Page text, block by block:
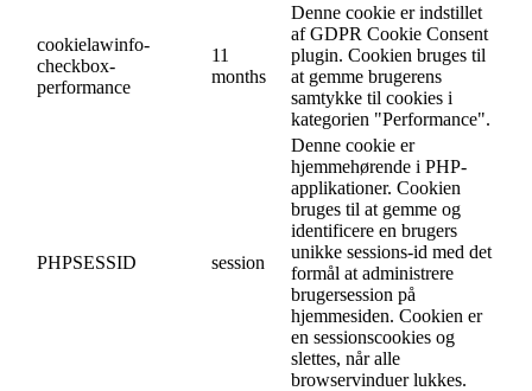
cookielawinfo-
checkbox-
performance
11
months
Denne cookie er indstillet
af GDPR Cookie Consent
plugin. Cookien bruges til
at gemme brugerens
samtykke til cookies i
kategorien "Performance".
PHPSESSID session
Denne cookie er
hjemmehørende i PHP-
applikationer. Cookien
bruges til at gemme og
identificere en brugers
unikke sessions-id med det
formål at administrere
brugersession på
hjemmesiden. Cookien er
en sessionscookies og
slettes, når alle
browservinduer lukkes.